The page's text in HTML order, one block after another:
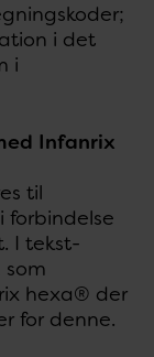
i det
i
Infanrix
til
forbindelse
I tekst-
hexa® der
for denne.